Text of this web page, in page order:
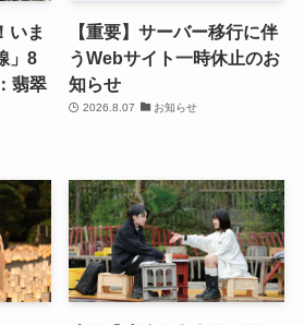
いま
」8
翡翠
【重要】サーバー移行に伴
うWebサイト一時休止のお
知らせ
2026.8.07 お知らせ